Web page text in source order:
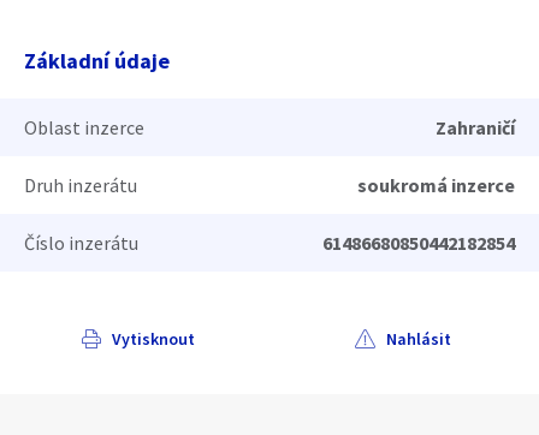
Základní údaje
Oblast inzerce Zahraničí
Druh inzerátu soukromá inzerce
Číslo inzerátu 61486680850442182854
Vytisknout Nahlásit